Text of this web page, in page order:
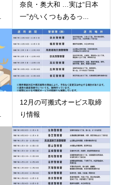
奈良・奥大和 …実は“日本
一”がいくつもあるっ...
12月の可搬式オービス取締
り情報